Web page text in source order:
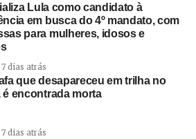
Lula como candidato à
em busca do 4º mandato, com
para mulheres, idosos e
7 dias atrás
que desapareceu em trilha no
é encontrada morta
7 dias atrás